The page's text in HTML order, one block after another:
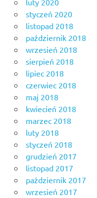
luty 2020
styczeń 2020
listopad 2018
październik 2018
wrzesień 2018
sierpień 2018
lipiec 2018
czerwiec 2018
maj 2018
kwiecień 2018
marzec 2018
luty 2018
styczeń 2018
grudzień 2017
listopad 2017
październik 2017
wrzesień 2017